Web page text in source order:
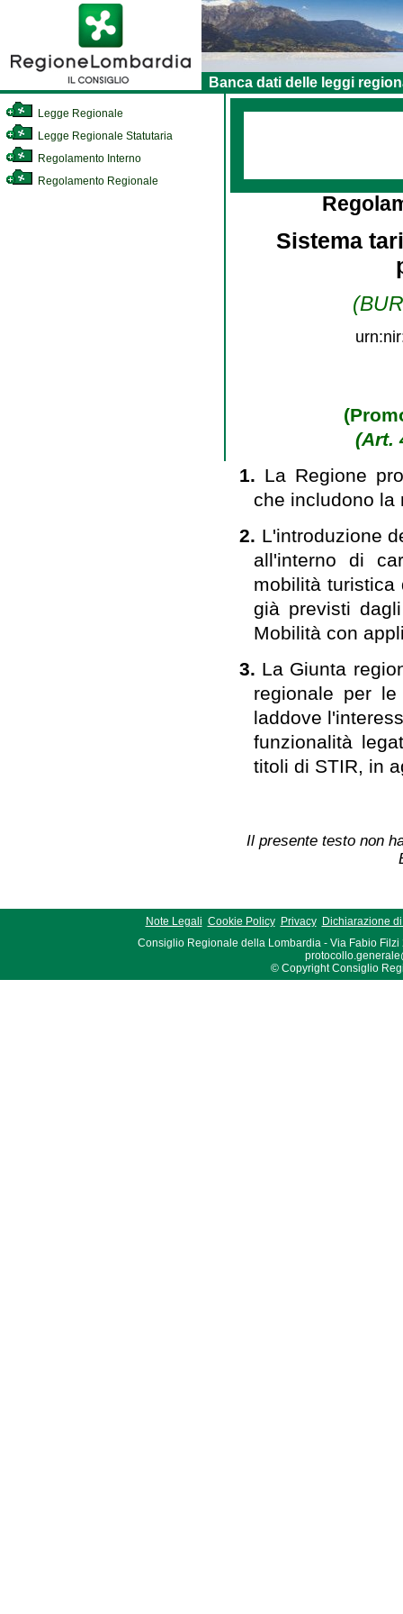
Banca dati delle leggi
Legge Regionale
Legge Regionale Statutaria
Regolamento Interno
Regolamento Regionale
Sistema
(Art.
1. La Regione
che includono la
2. L'introduzione
all'interno di
mobilità
già previsti
Mobilità con
3. La Giunta
regionale per
laddove
funzionalità
titoli di STIR, in
Il presente testo non
Note Legali Cookie Policy Privacy
Dichiarazione
Consiglio Regionale della Lombardia - Via Fabio Filzi
© Copyright Consiglio